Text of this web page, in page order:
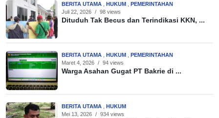
BERITA UTAMA HUKUM
PEMERINTAHAN
Juli 22, 2026 / 98 views
Dituduh Tak Becus dan Terindikasi KKN, ...
BERITA UTAMA HUKUM
PEMERINTAHAN
Maret 4, 2026 / 94 views
Warga Asahan Gugat PT Bakrie di ...
BERITA UTAMA
HUKUM
Mei 13, 2026 / 934 views